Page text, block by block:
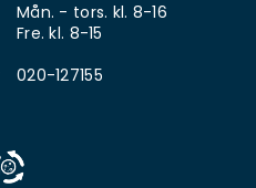
Mån. - tors. kl. 8-16
Fre. kl. 8-15
020-127155